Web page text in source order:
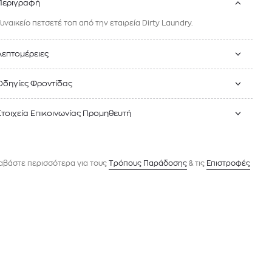
πετσετέ τοπ από την εταιρεία Dirty Laundry.
Φροντίδας
Επικοινωνίας Προμηθευτή
περισσότερα για τους Tρόπους Παράδοσης & τις Επιστροφές